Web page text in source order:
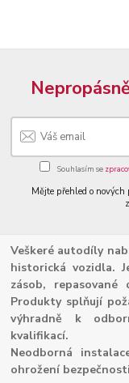
Souhlasím se
Mějte přehled o
Veškeré autodíly
historická vozidla.
zásob,
Produkty splňují
výhradně k
kvalifikací.
Neodborná
ohrožení